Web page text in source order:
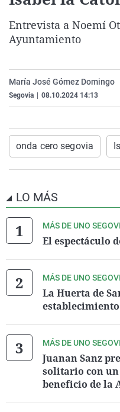
Entrevista a Noemí
Ayuntamiento
María José Gómez Domingo
Segovia 08.10.2024 14:13
onda cero segovia
LO MÁS
MÁS DE UNO
El espectáculo
MÁS DE UNO
La Huerta de
MÁS DE UNO
Juanan Sanz
solitario con
beneficio de la